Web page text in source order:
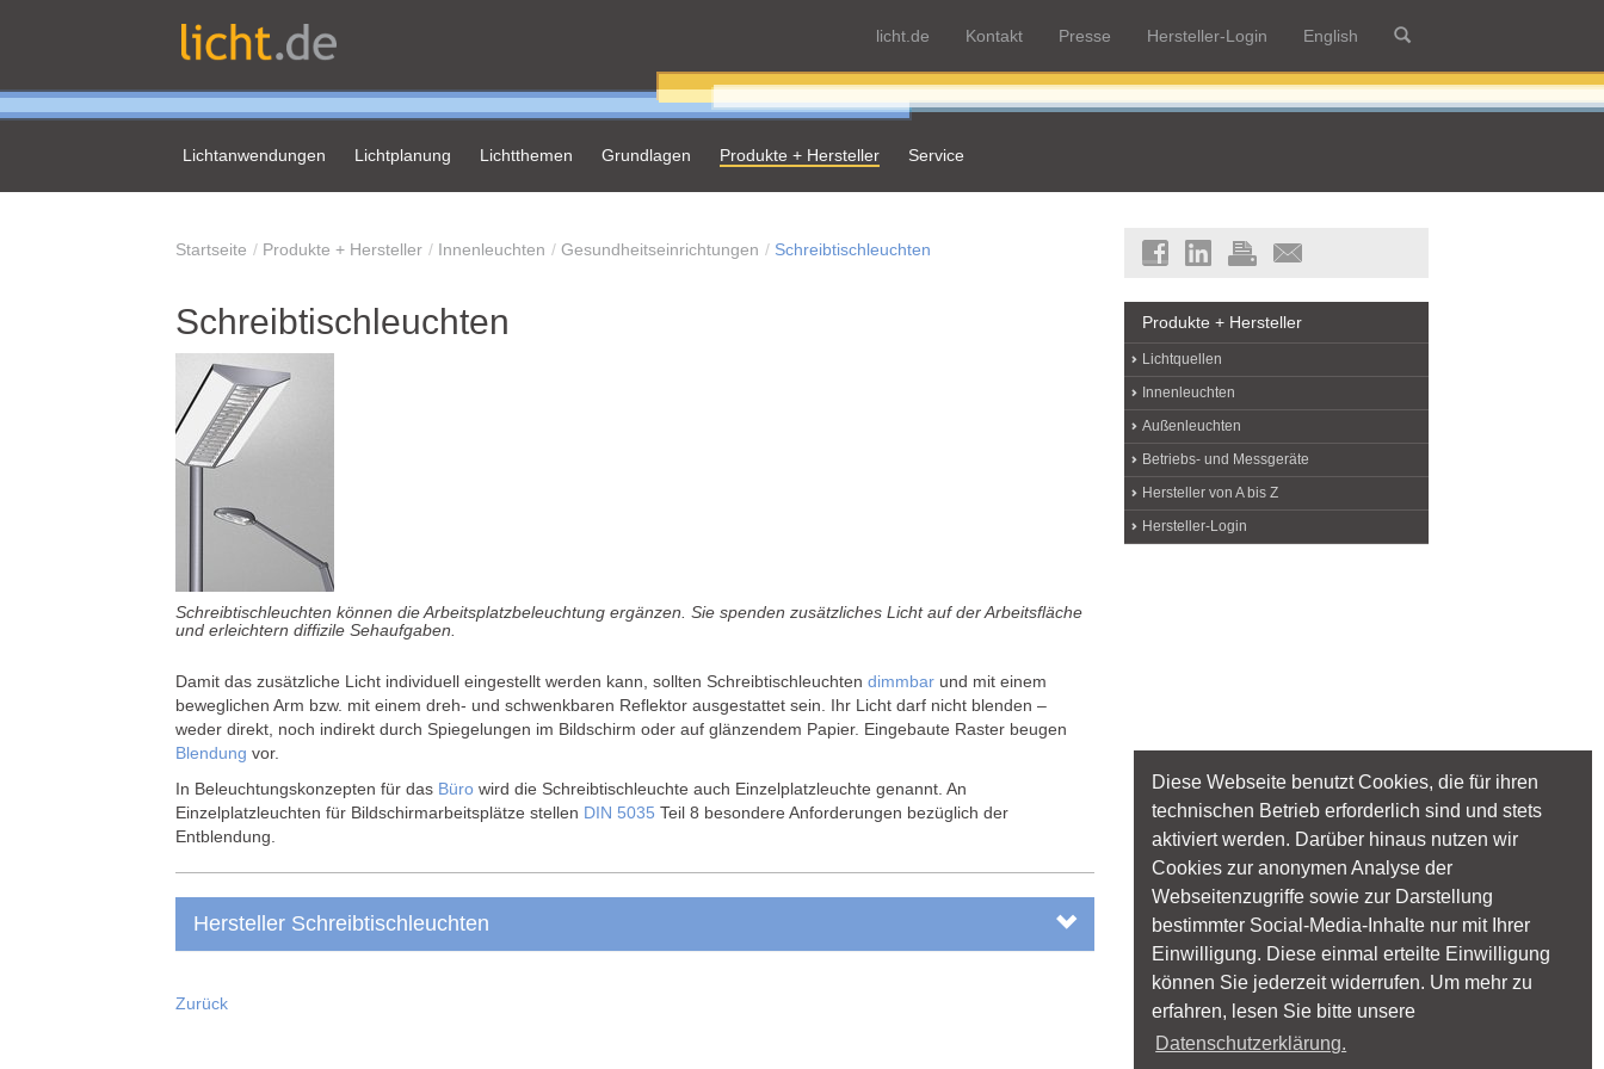
licht.de Kontakt Presse Hersteller-Login English
Lichtanwendungen Lichtplanung Lichtthemen Grundlagen Produkte + Hersteller Service
Startseite Produkte + Hersteller Innenleuchten Gesundheitseinrichtungen Schreibtischleuchten
Schreibtischleuchten
Schreibtischleuchten können die Arbeitsplatzbeleuchtung ergänzen. Sie spenden zusätzliches Licht auf der Arbeitsfläche
und erleichtern diffizile Sehaufgaben.
Damit das zusätzliche Licht individuell eingestellt werden kann, sollten Schreibtischleuchten dimmbar und mit einem
beweglichen Arm bzw. mit einem dreh- und schwenkbaren Reflektor ausgestattet sein. Ihr Licht darf nicht blenden –
weder direkt, noch indirekt durch Spiegelungen im Bildschirm oder auf glänzendem Papier. Eingebaute Raster beugen
Blendung vor.
In Beleuchtungskonzepten für das Büro wird die Schreibtischleuchte auch Einzelplatzleuchte genannt. An
Einzelplatzleuchten für Bildschirmarbeitsplätze stellen DIN 5035 Teil 8 besondere Anforderungen bezüglich der
Entblendung.
Hersteller Schreibtischleuchten
Zurück
Produkte + Hersteller
Lichtquellen
Innenleuchten
Außenleuchten
Betriebs- und Messgeräte
Hersteller von A bis Z
Hersteller-Login
Diese Webseite benutzt Cookies, die für ihren
technischen Betrieb erforderlich sind und stets
aktiviert werden. Darüber hinaus nutzen wir
Cookies zur anonymen Analyse der
Webseitenzugriffe sowie zur Darstellung
bestimmter Social-Media-Inhalte nur mit Ihrer
Einwilligung. Diese einmal erteilte Einwilligung
können Sie jederzeit widerrufen. Um mehr zu
erfahren, lesen Sie bitte unsere
Datenschutzerklärung.